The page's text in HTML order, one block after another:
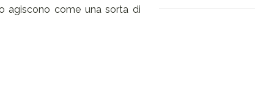
agiscono come una sorta di